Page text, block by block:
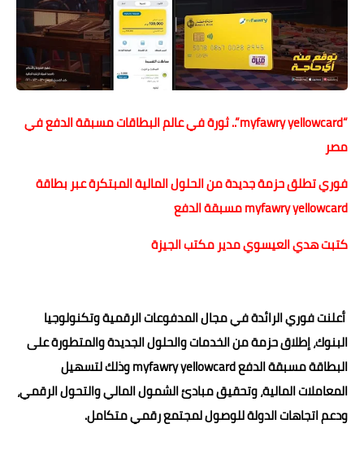
تكنولوجيا المعلومات
حوادث وقضايا
خدمات
الصحه والجمال
مقالات
“myfawry yellowcard”.. ثورة في عالم البطاقات مسبقة الدفع في
مصر
فوري تطلق حزمة جديدة من الحلول المالية المبتكرة عبر بطاقة
myfawry yellowcard مسبقة الدفع
كتبت هدي العيسوي مدير مكتب الجيزة
أعلنت فوري الرائدة في مجال المدفوعات الرقمية وتكنولوجيا
البنوك، إطلاق حزمة من الخدمات والحلول الجديدة والمتطورة على
البطاقة مسبقة الدفع myfawry yellowcard وذلك لتسهيل
المعاملات المالية، وتحقيق مبادئ الشمول المالي والتحول الرقمي،
ودعم اتجاهات الدولة للوصول لمجتمع رقمي متكامل.